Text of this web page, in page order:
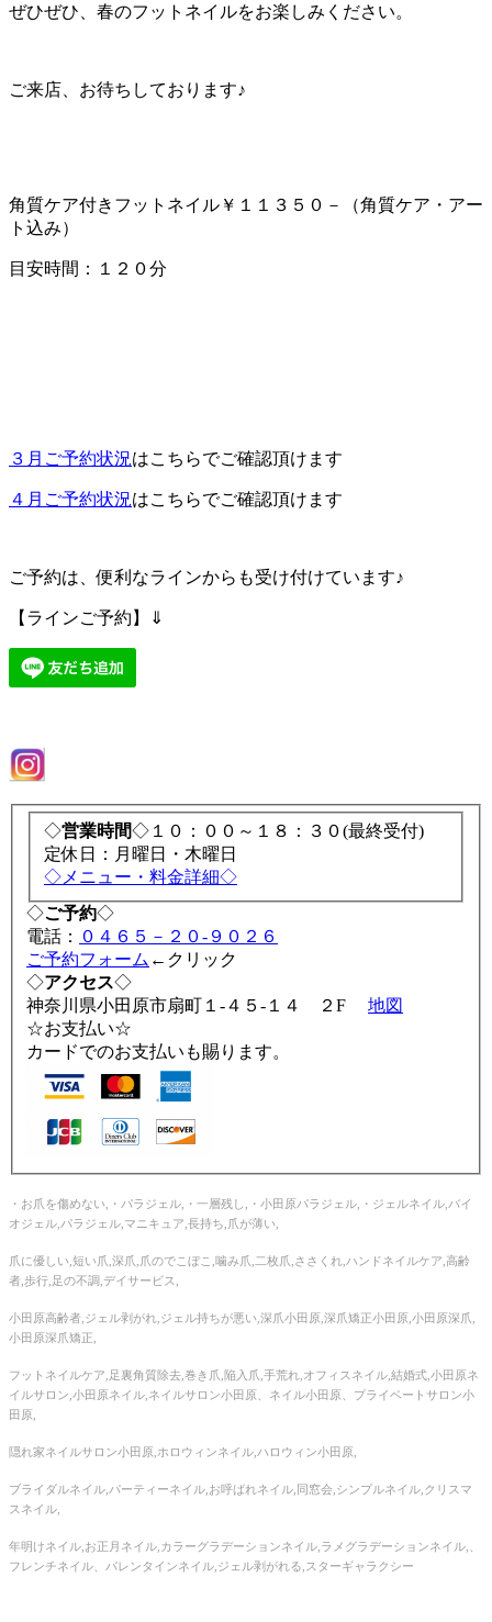
ぜひぜひ、春のフットネイルをお楽しみください。
ご来店、お待ちしております♪
角質ケア付きフットネイル￥１１３５０－（角質ケア・アー
ト込み）
目安時間：１２０分
３月ご予約状況はこちらでご確認頂けます
４月ご予約状況はこちらでご確認頂けます
ご予約は、便利なラインからも受け付けています♪
【ラインご予約】⇓
◇営業時間◇１０：００～１８：３０(最終受付)
定休日：月曜日・木曜日
◇メニュー・料金詳細◇
◇ご予約◇
電話： ０４６５－２０-９０２６
ご予約フォーム ←クリック
◇アクセス◇
神奈川県小田原市扇町１-４５-１４ ２F 地図
☆お支払い☆
カードでのお支払いも賜ります。
・お爪を傷めない,・パラジェル,・一層残し,・小田原パラジェル,・ジェルネイル,バイ
オジェル,パラジェル,マニキュア,長持ち,爪が薄い,
爪に優しい,短い爪,深爪,爪のでこぼこ,噛み爪,二枚爪,ささくれ,ハンドネイルケア,高齢
者,歩行,足の不調,デイサービス,
小田原高齢者,ジェル剥がれ,ジェル持ちが悪い,深爪小田原,深爪矯正小田原,小田原深爪,
小田原深爪矯正,
フットネイルケア,足裏角質除去,巻き爪,陥入爪,手荒れ,オフィスネイル,結婚式,小田原ネ
イルサロン,小田原ネイル,ネイルサロン小田原、ネイル小田原、プライベートサロン小
田原,
隠れ家ネイルサロン小田原,ホロウィンネイル,ハロウィン小田原,
ブライダルネイル,パーティーネイル,お呼ばれネイル,同窓会,シンプルネイル,クリスマ
スネイル,
年明けネイル,お正月ネイル,カラーグラデーションネイル,ラメグラデーションネイル,、
フレンチネイル、バレンタインネイル,ジェル剥がれる,スターギャラクシー